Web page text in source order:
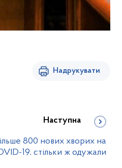
Надрукувати
Наступна
800 нових хворих на
19, стільки ж одужали